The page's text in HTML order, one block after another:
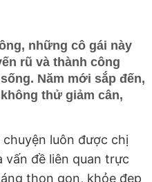
những cô gái này
rũ và thành công
Năm mới sắp đến,
thử giảm cân,
chuyện luôn được chị
vấn đề liên quan trực
thon gọn, khỏe đẹp